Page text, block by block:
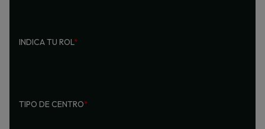
INDICA TU ROL*
TIPO DE CENTRO*